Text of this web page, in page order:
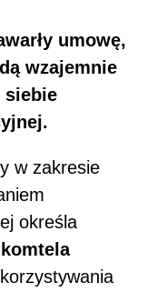
umowę,
wzajemnie
siebie
w zakresie
określa